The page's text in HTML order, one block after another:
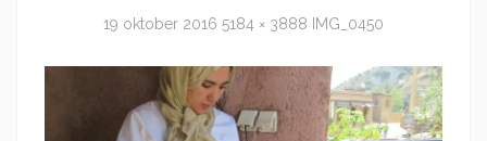
19 oktober 2016 5184 × 3888 IMG_0450